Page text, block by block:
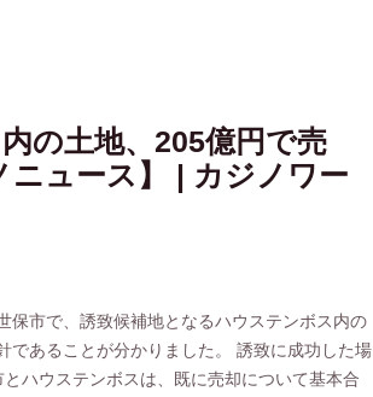
の土地、205億円で売
ニュース】 | カジノワー
保市で、誘致候補地となるハウステンボス内の
であることが分かりました。 誘致に成功した場
ハウステンボスは、既に売却について基本合